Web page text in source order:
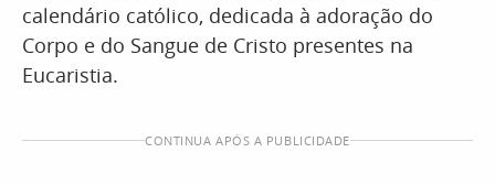
calendário católico, dedicada à adoração do
Corpo e do Sangue de Cristo presentes na
Eucaristia.
CONTINUA APÓS A PUBLICIDADE